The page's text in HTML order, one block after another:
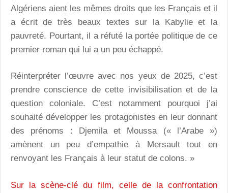
Algériens aient les mêmes droits que les Français et il
a écrit de très beaux textes sur la Kabylie et la
pauvreté. Pourtant, il a réfuté la portée politique de ce
premier roman qui lui a un peu échappé.
Réinterpréter l’œuvre avec nos yeux de 2025, c’est
prendre conscience de cette invisibilisation et de la
question coloniale. C’est notamment pourquoi j’ai
souhaité développer les protagonistes en leur donnant
des prénoms : Djemila et Moussa (« l’Arabe »)
amènent un peu d’empathie à Mersault tout en
renvoyant les Français à leur statut de colons. »
Sur la scène-clé du film, celle de la confrontation